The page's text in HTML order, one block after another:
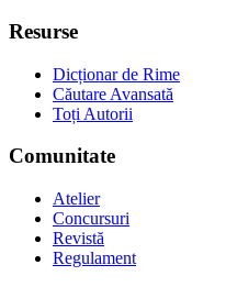
Resurse
Dicționar de Rime
Căutare Avansată
Toți Autorii
Comunitate
Atelier
Concursuri
Revistă
Regulament